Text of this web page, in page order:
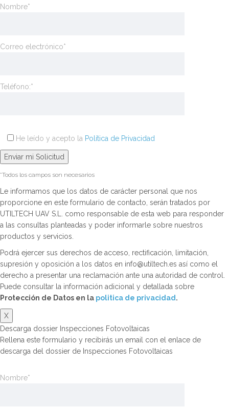
Nombre*
Correo electrónico*
Teléfono:*
He leído y acepto la Política de Privacidad
*Todos los campos son necesarios
Le informamos que los datos de carácter personal que nos
proporcione en este formulario de contacto, serán tratados por
UTILTECH UAV S.L. como responsable de esta web para responder
a las consultas planteadas y poder informarle sobre nuestros
productos y servicios.
Podrá ejercer sus derechos de acceso, rectificación, limitación,
supresión y oposición a los datos en info@utiltech.es así como el
derecho a presentar una reclamación ante una autoridad de control.
Puede consultar la información adicional y detallada sobre
Protección de Datos en la politica de privacidad .
X
Descarga dossier Inspecciones Fotovoltaicas
Rellena este formulario y recibirás un email con el enlace de
descarga del dossier de Inspecciones Fotovoltaicas
Nombre*